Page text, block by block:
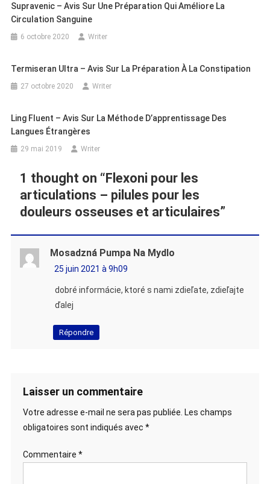
Supravenic – Avis Sur Une Préparation Qui Améliore La
Circulation Sanguine
6 octobre 2020 Writer
Termiseran Ultra – Avis Sur La Préparation À La Constipation
27 octobre 2020 Writer
Ling Fluent – Avis Sur La Méthode D’apprentissage Des
Langues Étrangères
29 mai 2019 Writer
1 thought on “Flexoni pour les
articulations – pilules pour les
douleurs osseuses et articulaires”
Mosadzná Pumpa Na Mydlo
25 juin 2021 à 9h09
dobré informácie, ktoré s nami zdieľate, zdieľajte
ďalej
Répondre
Laisser un commentaire
Votre adresse e-mail ne sera pas publiée. Les champs
obligatoires sont indiqués avec *
Commentaire *